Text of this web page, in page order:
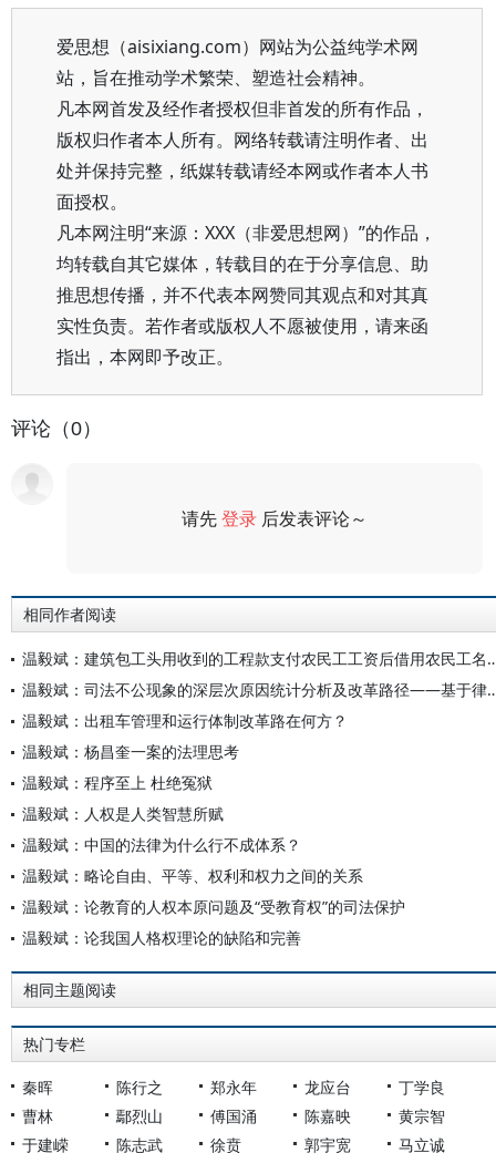
爱思想（aisixiang.com）网站为公益纯学术网
站，旨在推动学术繁荣、塑造社会精神。
凡本网首发及经作者授权但非首发的所有作品，
版权归作者本人所有。网络转载请注明作者、出
处并保持完整，纸媒转载请经本网或作者本人书
面授权。
凡本网注明“来源：XXX（非爱思想网）”的作品，
均转载自其它媒体，转载目的在于分享信息、助
推思想传播，并不代表本网赞同其观点和对其真
实性负责。若作者或版权人不愿被使用，请来函
指出，本网即予改正。
评论（0）
请先登录 后发表评论～
相同作者阅读
温毅斌：建筑包工头用收到的工程款支付农民工工资后借用农
温毅斌：司法不公现象的深层次原因统
温毅斌：出租车管理和运行体制改革路在何方？
温毅斌：杨昌奎一案的法理思考
温毅斌：程序至上 杜绝冤狱
温毅斌：人权是人类智慧所赋
温毅斌：中国的法律为什么行不成体系？
温毅斌：略论自由、平等、权利和权力之间的关系
温毅斌：论教育的人权本原问题及“受教育权”的司法保护
温毅斌：论我国人格权理论的缺陷和完善
相同主题阅读
热门专栏
秦晖 陈行之 郑永年 龙应台
丁学良
曹林
鄢烈山 傅国涌 陈嘉映
黄宗智
于建嵘
陈志武 徐贲 郭宇宽 马立诚